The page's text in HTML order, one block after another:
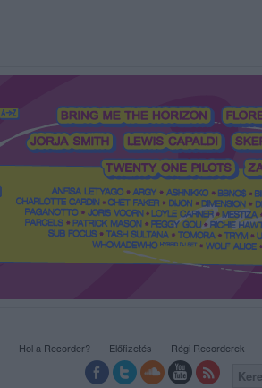
Hol a Recorder? Előfizetés Régi Recorderek